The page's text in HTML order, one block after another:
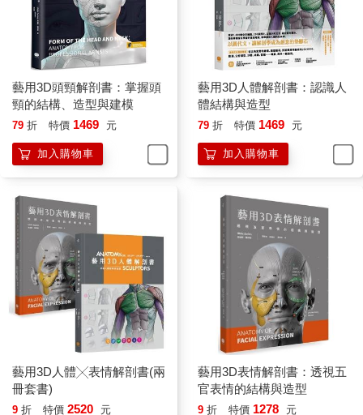
藝用3D頭頸解剖書：掌握頭
頸的結構、造型與建模
79 折 特價 1469 元
加入購物車
藝用3D人體解剖書：認識人
體結構與造型
79 折 特價 1469 元
加入購物車
藝用3D人體╳表情解剖書(兩
冊套書)
9 折 特價 2520 元
藝用3D表情解剖書：透視五
官表情的結構與造型
9 折 特價 1278 元